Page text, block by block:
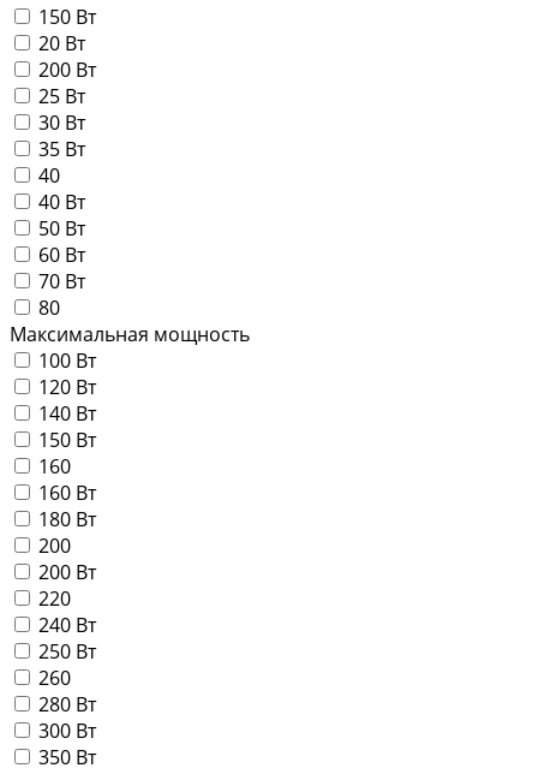
150 Вт
20 Вт
200 Вт
25 Вт
30 Вт
35 Вт
40
40 Вт
50 Вт
60 Вт
70 Вт
80
Максимальная мощность
100 Вт
120 Вт
140 Вт
150 Вт
160
160 Вт
180 Вт
200
200 Вт
220
240 Вт
250 Вт
260
280 Вт
300 Вт
350 Вт